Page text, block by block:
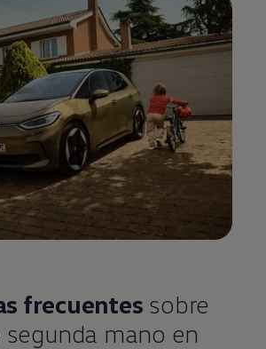
frecuentes sobre
segunda mano en